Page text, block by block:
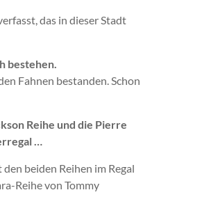
das in dieser Stadt
bestehen.
Fahnen bestanden. Schon
Reihe und die Pierre
…
beiden Reihen im Regal
Reihe von Tommy